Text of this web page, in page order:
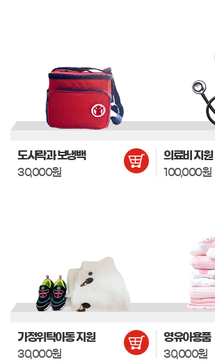
도시락과 보냉백
30,000원
의료비 지원
100,000원
가정위탁아동 지원
30,000원
영유아용품
30,000원